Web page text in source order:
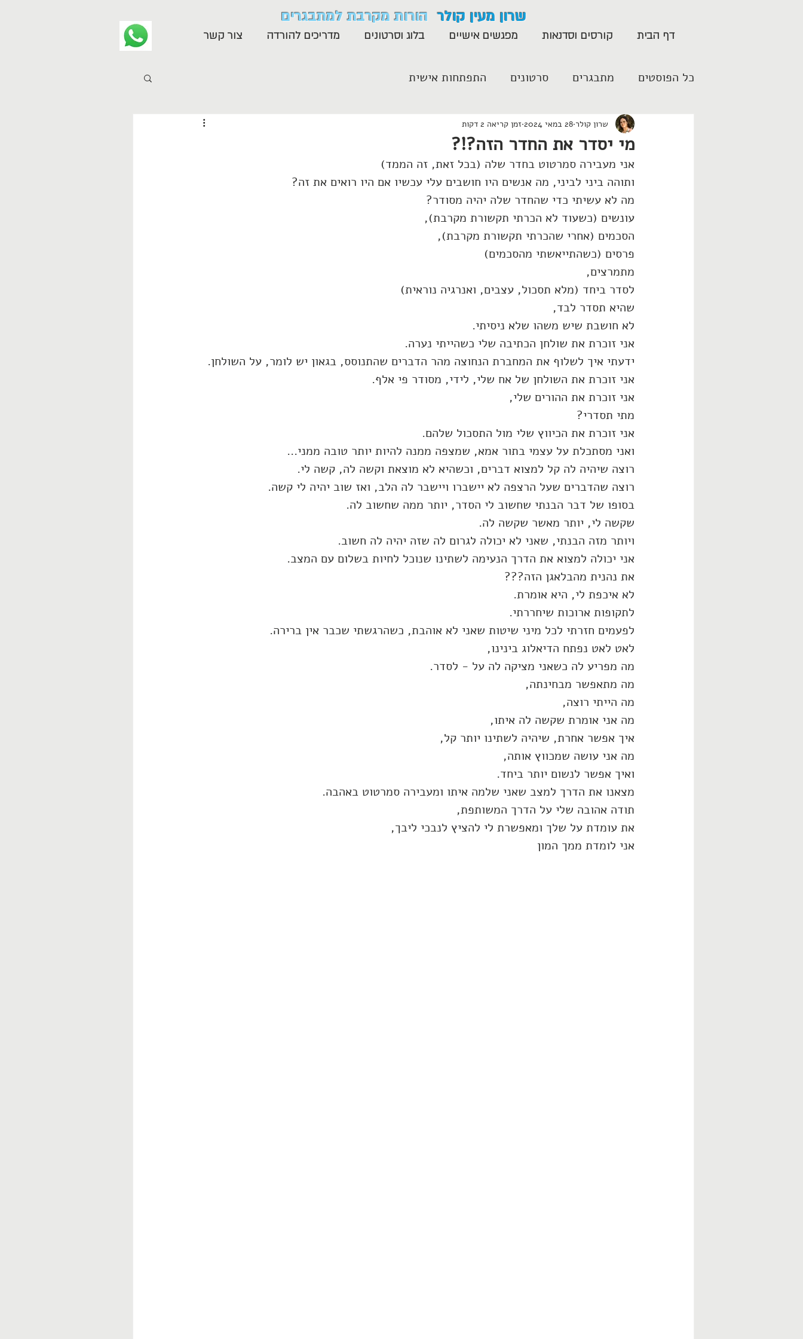
דף הבית קורסים וסדנאות מפגשים אישיים בלוג וסרטונים מדריכים להורדה צור קשר
שרון מעין קולר הורות מקרבת למתבגרים
כל הפוסטים מתבגרים סרטונים התפתחות אישית
מי יסדר את החדר הזה?!?
שרון קולר 28 במאי 2024 זמן קריאה 2 דקות
אני מעבירה סמרטוט בחדר שלה (בכל זאת, זה הממד)
ותוהה ביני לביני, מה אנשים היו חושבים עלי עכשיו אם היו רואים את זה?
מה לא עשיתי כדי שהחדר שלה יהיה מסודר?
עונשים (כשעוד לא הכרתי תקשורת מקרבת),
הסכמים (אחרי שהכרתי תקשורת מקרבת),
פרסים (כשהתייאשתי מהסכמים)
מתמרצים,
לסדר ביחד (מלא תסכול, עצבים, ואנרגיה נוראית)
שהיא תסדר לבד,
לא חושבת שיש משהו שלא ניסיתי.
אני זוכרת את שולחן הכתיבה שלי כשהייתי נערה.
ידעתי איך לשלוף את המחברת הנחוצה מהר הדברים שהתנוסס, בגאון יש לומר, על השולחן.
אני זוכרת את השולחן של אח שלי, לידי, מסודר פי אלף.
אני זוכרת את ההורים שלי,
מתי תסדרי?
אני זוכרת את הכיווץ שלי מול התסכול שלהם.
ואני מסתכלת על עצמי בתור אמא, שמצפה ממנה להיות יותר טובה ממני...
רוצה שיהיה לה קל למצוא דברים, וכשהיא לא מוצאת וקשה לה, קשה לי.
רוצה שהדברים שעל הרצפה לא יישברו ויישבר לה הלב, ואז שוב יהיה לי קשה.
בסופו של דבר הבנתי שחשוב לי הסדר, יותר ממה שחשוב לה.
שקשה לי, יותר מאשר שקשה לה.
ויותר מזה הבנתי, שאני לא יכולה לגרום לה שזה יהיה לה חשוב.
אני יכולה למצוא את הדרך הנעימה לשתינו שנוכל לחיות בשלום עם המצב.
את נהנית מהבלאגן הזה???
לא איכפת לי, היא אומרת.
לתקופות ארוכות שיחררתי.
לפעמים חזרתי לכל מיני שיטות שאני לא אוהבת, כשהרגשתי שכבר אין ברירה.
לאט לאט נפתח הדיאלוג בינינו,
מה מפריע לה כשאני מציקה לה על - לסדר.
מה מתאפשר מבחינתה,
מה הייתי רוצה,
מה אני אומרת שקשה לה איתו,
איך אפשר אחרת, שיהיה לשתינו יותר קל,
מה אני עושה שמכווץ אותה,
ואיך אפשר לנשום יותר ביחד.
מצאנו את הדרך למצב שאני שלמה איתו ומעבירה סמרטוט באהבה.
תודה אהובה שלי על הדרך המשותפת,
את עומדת על שלך ומאפשרת לי להציץ לנבכי ליבך,
אני לומדת ממך המון